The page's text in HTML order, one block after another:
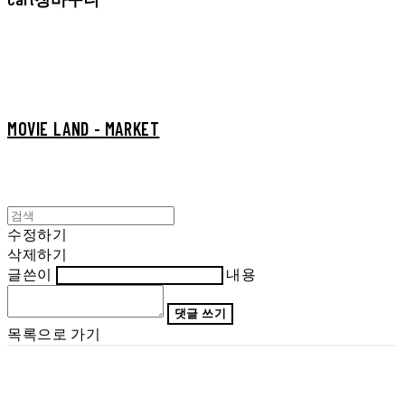
MOVIE LAND - MARKET
수정하기
삭제하기
글쓴이
내용
댓글 쓰기
목록으로 가기